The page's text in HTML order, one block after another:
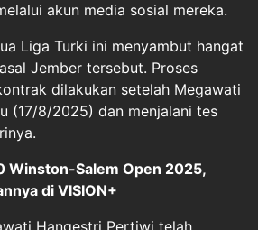
akun media sosial mereka.
Liga Turki ini menyambut hangat
Jember tersebut. Proses
dilakukan setelah Megawati
(17/8/2025) dan menjalani tes
Winston-Salem Open 2025,
di VISION+
Hangestri Pertiwi telah